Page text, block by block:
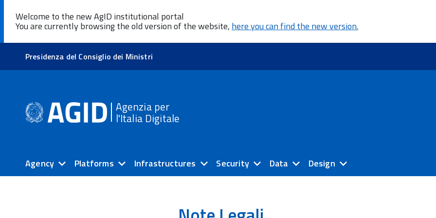
Welcome to the new AgID institutional portal
You are currently browsing the old version of the website, here you can find the new version.
Presidenza del Consiglio dei Ministri
Agenzia per
l'Italia Digitale
Agency Platforms Infrastructures Security Data Design